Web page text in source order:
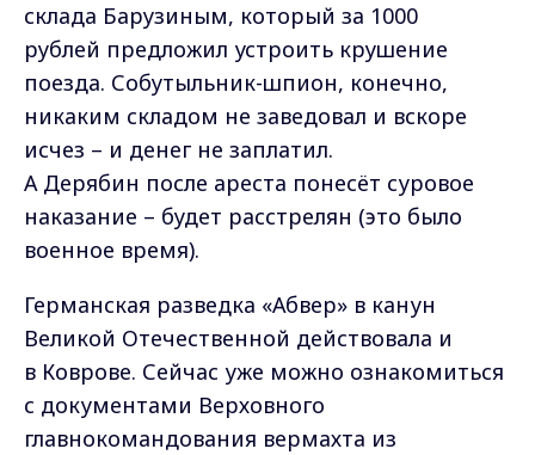
склада Барузиным, который за 1000
рублей предложил устроить крушение
поезда. Собутыльник-шпион, конечно,
никаким складом не заведовал и вскоре
исчез – и денег не заплатил.
А Дерябин после ареста понесёт суровое
наказание – будет расстрелян (это было
военное время).
Германская разведка «Абвер» в канун
Великой Отечественной действовала и
в Коврове. Сейчас уже можно ознакомиться
с документами Верховного
главнокомандования вермахта из